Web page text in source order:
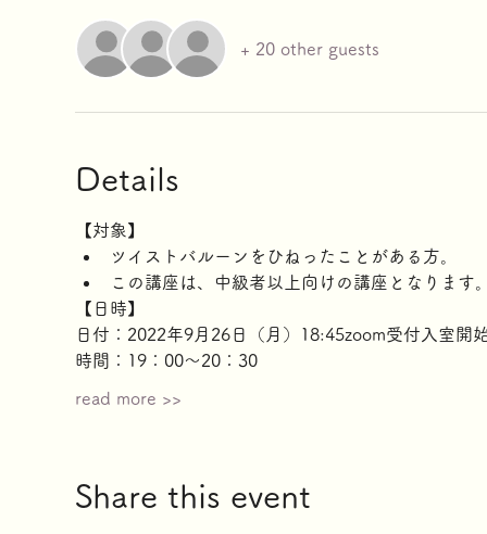
+ 20 other guests
Details
【対象】
ツイストバルーンをひねったことがある方。
この講座は、中級者以上向けの講座となります
【日時】
日付：2022年9月26日（月）18:45zoom受付入室開
時間：19：00～20：30
read more >>
Share this event